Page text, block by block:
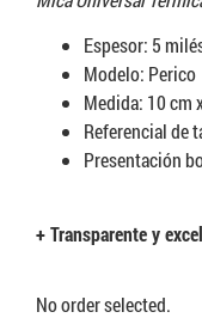
Espesor: 5
Modelo: Perico
Medida: 10 cm
Referencial de
Presentación
+ Transparente y
No order selected.